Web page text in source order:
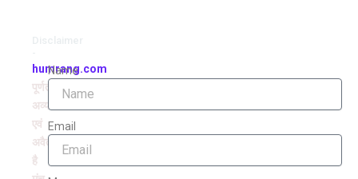
humrang.com
पूर्णतः
अव्यवसायिक
एवं
अवैतनिक
है
Name
Email